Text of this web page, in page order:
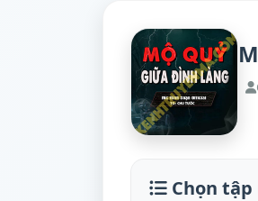
Chọn tập